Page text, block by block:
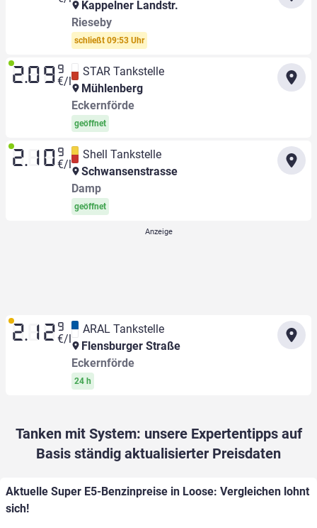
Kappelner Landstr.
Rieseby
schließt 09:53 Uhr
2.09 9
€/l
STAR Tankstelle
Mühlenberg
Eckernförde
geöffnet
2.10 9
€/l
Shell Tankstelle
Schwansenstrasse
Damp
geöffnet
2.12 9
€/l
ARAL Tankstelle
Flensburger Straße
Eckernförde
24 h
Tanken mit System: unsere Expertentipps auf
Basis ständig aktualisierter Preisdaten
Aktuelle Super E5-Benzinpreise in Loose: Vergleichen lohnt
sich!